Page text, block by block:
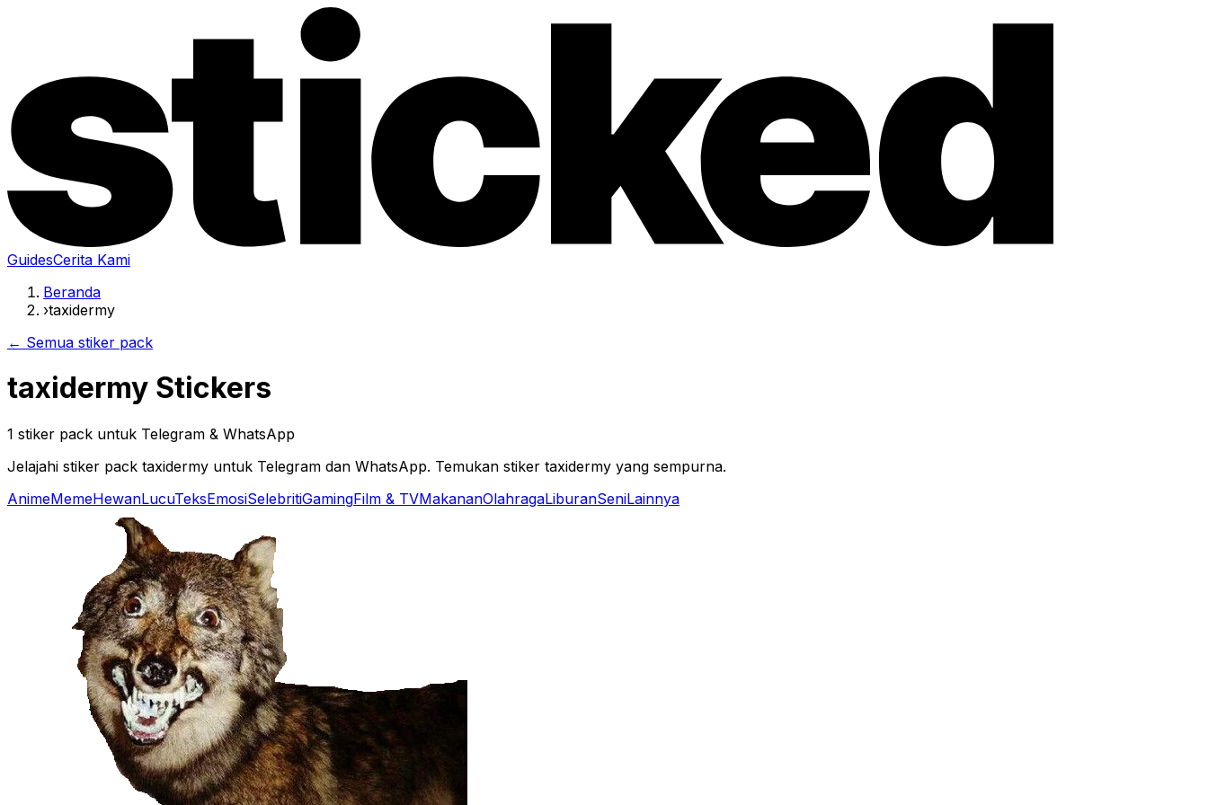
GuidesCerita Kami
Beranda
›taxidermy
← Semua stiker pack
taxidermy Stickers
1 stiker pack untuk Telegram & WhatsApp
Jelajahi stiker pack taxidermy untuk Telegram dan WhatsApp. Temukan stiker taxidermy yang sempurna.
AnimeMemeHewanLucuTeksEmosiSelebritiGamingFilm & TVMakananOlahragaLiburanSeniLainnya